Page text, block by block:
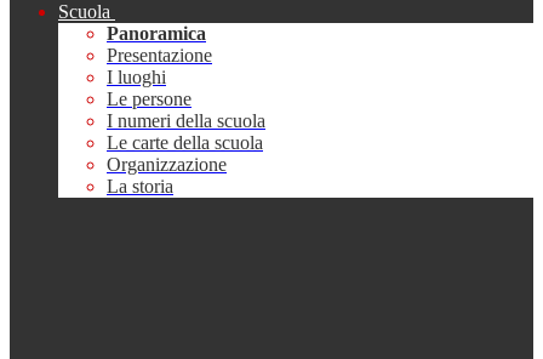
Scuola
Panoramica
Presentazione
I luoghi
Le persone
I numeri della scuola
Le carte della scuola
Organizzazione
La storia